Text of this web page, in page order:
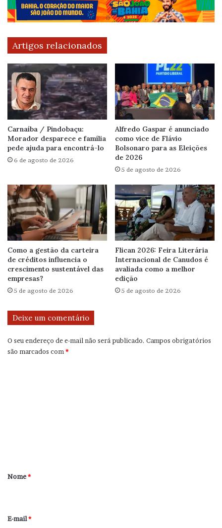
Artigos relacionados
Carnaíba / Pindobaçu:
Morador desparece e família
pede ajuda para encontrá-lo
6 de agosto de 2026
Alfredo Gaspar é anunciado
como vice de Flávio
Bolsonaro para as Eleições
de 2026
5 de agosto de 2026
Como a gestão da carteira
de créditos influencia o
crescimento sustentável das
empresas?
5 de agosto de 2026
Flican 2026: Feira Literária
Internacional de Canudos é
avaliada como a melhor
edição
5 de agosto de 2026
Deixe um comentário
O seu endereço de e-mail não será publicado. Campos obrigatórios
são marcados com*
r
*
Nome*
E-mail*